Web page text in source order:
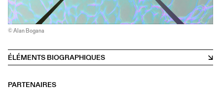
© Alan Bogana
ÉLÉMENTS BIOGRAPHIQUES
PARTENAIRES